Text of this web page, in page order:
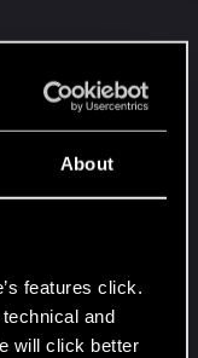
About
features click.
and
will click better
ha
que obtiene
de
4 a 5.
en la fila
lugar.